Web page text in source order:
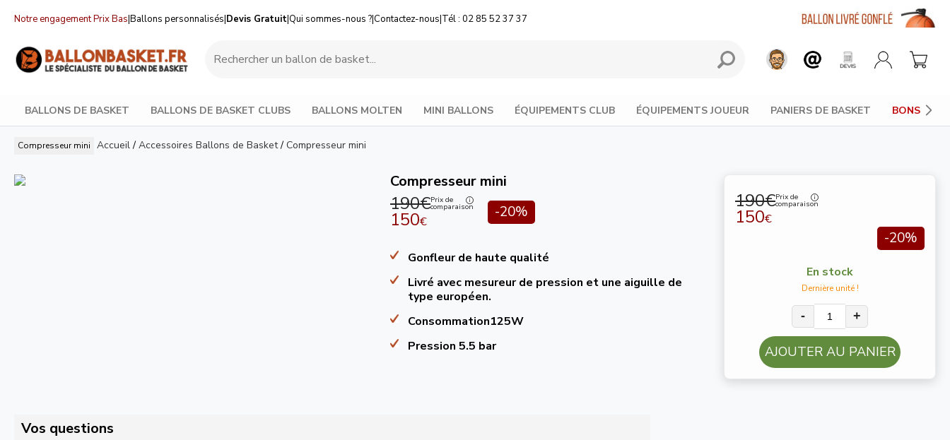
Notre engagement Prix Bas|Ballons personnalisés|Devis Gratuit|Qui sommes-nous ?|Contactez-nous|Tél : 02 85 52 37 37
BALLONS DE BASKET BALLONS DE BASKET CLUBS BALLONS MOLTEN MINI BALLONS ÉQUIPEMENTS CLUB ÉQUIPEMENTS JOUEUR PANIERS DE BASKET BONS
Compresseur mini Accueil / Accessoires Ballons de Basket/ Compresseur mini
190€Prix de
comparaison
150€
-20%
En stock
Dernière unité !
- +
AJOUTER AU PANIER
Compresseur mini
190€Prix de
comparaison
150€ -20%
Gonfleur de haute qualité
Livré avec mesureur de pression et une aiguille de
type européen.
Consommation125W
Pression 5.5 bar
Vos questions